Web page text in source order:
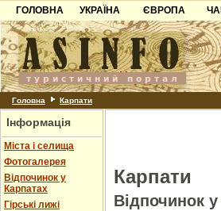
ГОЛОВНА
УКРАЇНА
Карпати
Азов
Причорноморря
Шацьк
ЄВРОПА
Чорногорія
Хорватія
Болгарія
Головна Карпати
Інформація
Міста і селища
Фотогалерея
Відпочинок у
Карпатах
Гірські лижі
Карпати
Відпочинок